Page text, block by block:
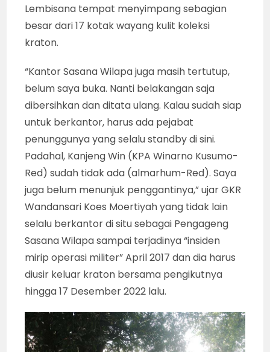
Lembisana tempat menyimpang sebagian
besar dari 17 kotak wayang kulit koleksi
kraton.
“Kantor Sasana Wilapa juga masih tertutup,
belum saya buka. Nanti belakangan saja
dibersihkan dan ditata ulang. Kalau sudah siap
untuk berkantor, harus ada pejabat
penunggunya yang selalu standby di sini.
Padahal, Kanjeng Win (KPA Winarno Kusumo-
Red) sudah tidak ada (almarhum-Red). Saya
juga belum menunjuk penggantinya,” ujar GKR
Wandansari Koes Moertiyah yang tidak lain
selalu berkantor di situ sebagai Pengageng
Sasana Wilapa sampai terjadinya “insiden
mirip operasi militer” April 2017 dan dia harus
diusir keluar kraton bersama pengikutnya
hingga 17 Desember 2022 lalu.